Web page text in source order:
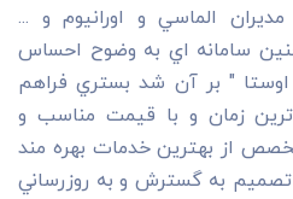
الماسي و اورانيوم و ...
سامانه اي به وضوح احساس
" بر آن شد بستري فراهم
ترين زمان و با قيمت مناسب و
از بهترين خدمات بهره مند
به گسترش و به روزرساني